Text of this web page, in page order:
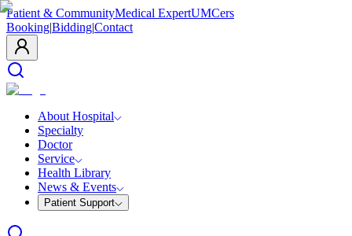
Patient & CommunityMedical ExpertUMCers
Booking|Bidding|Contact
About Hospital
Specialty
Doctor
Service
Health Library
News & Events
Patient Support